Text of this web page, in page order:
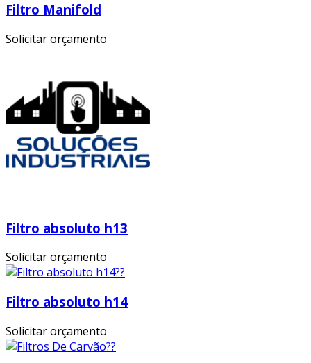
Filtro Manifold
Solicitar orçamento
Filtro absoluto h13
Solicitar orçamento
Filtro absoluto h14
Solicitar orçamento